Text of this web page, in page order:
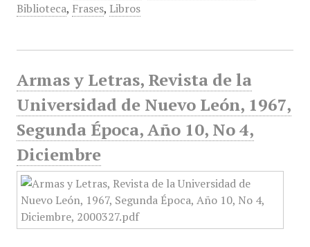
Biblioteca, Frases, Libros
Armas y Letras, Revista de la
Universidad de Nuevo León, 1967,
Segunda Época, Año 10, No 4,
Diciembre